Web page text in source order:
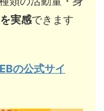
実感できます
の公式サイ